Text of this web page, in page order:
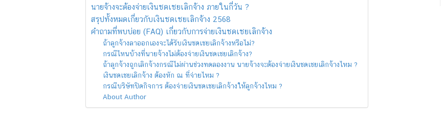
นายจ้างจะต้องจ่ายเงินชดเชยเลิกจ้าง ภายในกี่วัน ?
สรุปทั้งหมดเกี่ยวกับเงินชดเชยเลิกจ้าง 2568
คำถามที่พบบ่อย (FAQ) เกี่ยวกับการจ่ายเงินชดเชยเลิกจ้าง
ถ้าลูกจ้างลาออกเองจะได้รับเงินชดเชยเลิกจ้างหรือไม่?
กรณีไหนบ้างที่นายจ้างไม่ต้องจ่ายเงินชดเชยเลิกจ้าง?
ถ้าลูกจ้างถูกเลิกจ้างกรณีไม่ผ่านช่วงทดลองงาน นายจ้างจะต้องจ่ายเงินชดเชยเลิกจ้างไหม ?
เงินชดเชยเลิกจ้าง ต้องหัก ณ ที่จ่ายไหม ?
กรณีบริษัทปิดกิจการ ต้องจ่ายเงินชดเชยเลิกจ้างให้ลูกจ้างไหม ?
About Author